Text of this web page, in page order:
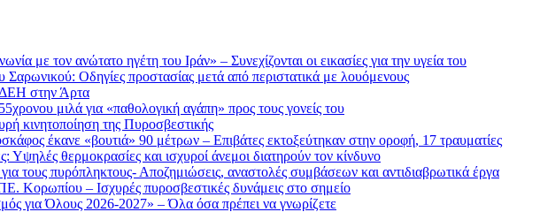
με τον ανώτατο ηγέτη του Ιράν» – Συνεχίζονται οι εικασίες για την υγεία του
Σαρωνικού: Οδηγίες προστασίας μετά από περιστατικά με λουόμενους
ΔΕΗ στην Άρτα
μιλά για «παθολογική αγάπη» προς τους γονείς του
κινητοποίηση της Πυροσβεστικής
έκανε «βουτιά» 90 μέτρων – Επιβάτες εκτοξεύτηκαν στην οροφή, 17 τραυματίες
Υψηλές θερμοκρασίες και ισχυροί άνεμοι διατηρούν τον κίνδυνο
τους πυρόπληκτους- Αποζημιώσεις, αναστολές συμβάσεων και αντιδιαβρωτικά έργα
Κορωπίου – Ισχυρές πυροσβεστικές δυνάμεις στο σημείο
για Όλους 2026-2027» – Όλα όσα πρέπει να γνωρίζετε